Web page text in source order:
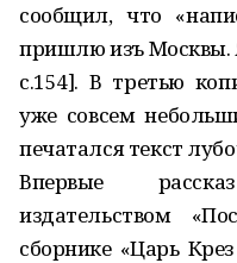
сообщил, что
пришлю изъ Москвы.
с.154]. В третью
уже совсем
печатался текст
Впервые
издательством
сборнике «Царь